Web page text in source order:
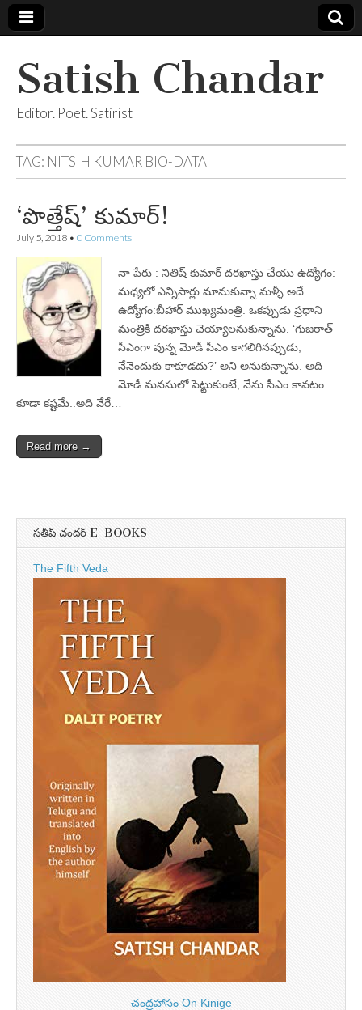
Satish Chandar
Editor. Poet. Satirist
TAG: NITSIH KUMAR BIO-DATA
‘పొత్తేష్‌’ కుమార్‌!
July 5, 2018 • 0 Comments
నా పేరు : నితిష్‌ కుమార్‌ దరఖాస్తు చేయు ఉద్యోగం:
మధ్యలో ఎన్నిసార్లు మానుకున్నా మళ్ళీ అదే
ఉద్యోగం:బీహార్‌ ముఖ్యమంత్రి. ఒకప్పుడు ప్రధాని
మంత్రికి దరఖాస్తు చెయ్యాలనుకున్నాను. ‘గుజరాత్‌
సీఎంగా వున్న మోడీ పీఎం కాగలిగినప్పుడు,
నేనెందుకు కాకూడదు?’ అని అనుకున్నాను. అది
మోడీ మనసులో పెట్టుకుంటే, నేను సీఎం కావటం
కూడా కష్టమే..అది వేరే…
Read more →
సతీష్ చందర్ E-BOOKS
The Fifth Veda
చంద్రహాసం On Kinige